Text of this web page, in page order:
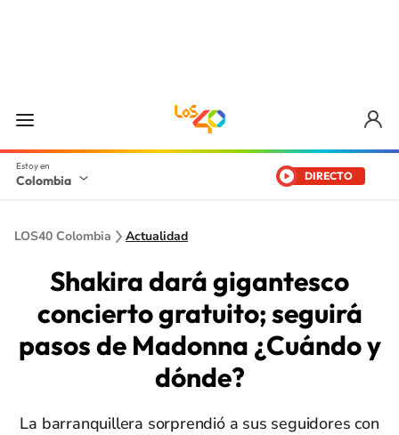
Colombia DIRECTO
LOS40 Colombia Actualidad
Shakira dará gigantesco
concierto gratuito; seguirá
pasos de Madonna ¿Cuándo y
dónde?
La barranquillera sorprendió a sus seguidores con